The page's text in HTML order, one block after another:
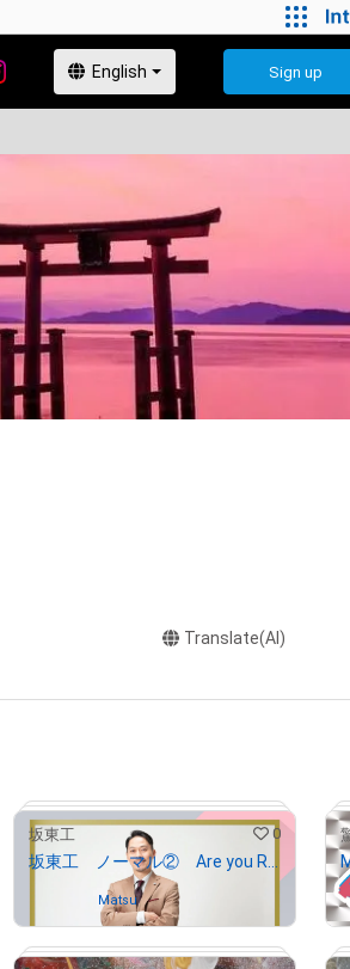
Sign up
Translate(AI)
坂東工 0
坂東工 ノーマル② Are you Ready?坂東さん
Matsu